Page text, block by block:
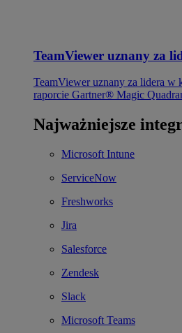
TeamViewer uznany za
TeamViewer uznany za lidera
raporcie Gartner® Magic
Najważniejsze
Microsoft Intune
ServiceNow
Freshworks
Jira
Salesforce
Zendesk
Slack
Microsoft Teams